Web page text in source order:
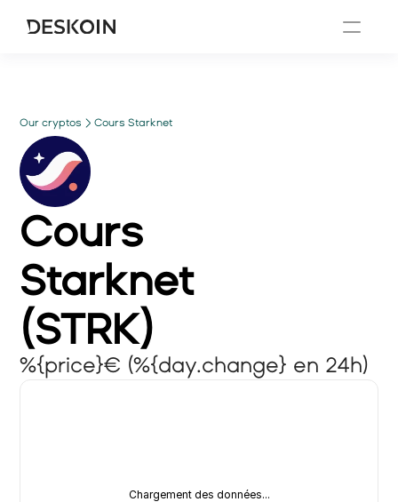
Our cryptos Cours Starknet
Cours
Starknet
(STRK)
%{price}€ (%{day.change} en 24h)
Chargement des données...